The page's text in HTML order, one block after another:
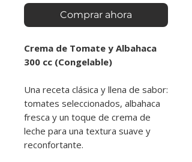
Comprar ahora
Crema de Tomate y Albahaca
300 cc (Congelable)
Una receta clásica y llena de sabor:
tomates seleccionados, albahaca
fresca y un toque de crema de
leche para una textura suave y
reconfortante.